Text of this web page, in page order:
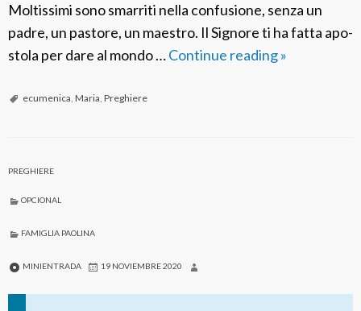
Moltissimi sono smarriti nella confusione, senza un
padre, un pastore, un maestro. Il Signore ti ha fatta apo-
stola per dare al mondo …Continue readingP
»
ecumenica, Maria, Preghiere
PREGHIERE
OPCIONAL
FAMIGLIA PAOLINA
MINIENTRADA 19 NOVIEMBRE 2020